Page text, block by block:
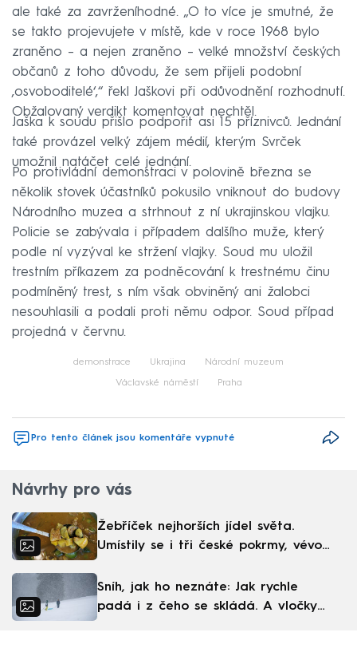
ale také za zavrženíhodné. „O to více je smutné, že
se takto projevujete v místě, kde v roce 1968 bylo
zraněno –⁠ a nejen zraněno –⁠ velké množství českých
občanů z toho důvodu, že sem přijeli podobní
‚osvoboditelé‘,“ řekl Jaškovi při odůvodnění rozhodnutí.
Obžalovaný verdikt komentovat nechtěl.
Jaška k soudu přišlo podpořit asi 15 příznivců. Jednání
také provázel velký zájem médií, kterým Svrček
umožnil natáčet celé jednání.
Po protivládní demonstraci v polovině března se
několik stovek účastníků pokusilo vniknout do budovy
Národního muzea a strhnout z ní ukrajinskou vlajku.
Policie se zabývala i případem dalšího muže, který
podle ní vyzýval ke stržení vlajky. Soud mu uložil
trestním příkazem za podněcování k trestnému činu
podmíněný trest, s ním však obviněný ani žalobci
nesouhlasili a podali proti němu odpor. Soud případ
projedná v červnu.
demonstrace Ukrajina Národní muzeum
Václavské náměstí Praha
Pro tento článek jsou komentáře vypnuté
Návrhy pro vás
Žebříček nejhorších jídel světa.
Umístily se i tři české pokrmy, vévodí
Sníh, jak ho neznáte: Jak rychle
padá i z čeho se skládá. A vločky